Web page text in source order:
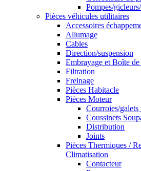
Pompes/
Pièces véhicules utilitaires
Accessoires
Allumage
Cables
Direction/suspension
Embrayage et Boîte de
Filtration
Freinage
Pièces Habitacle
Pièces Moteur
Courroies/galets
Coussinets
Distribution
Joints
Pièces Thermiques /
Climatisation
Contacteur